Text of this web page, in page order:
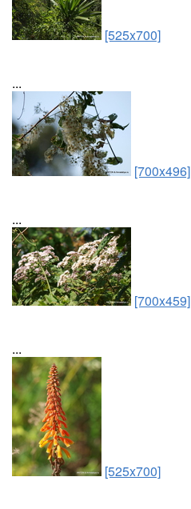
[525x700]
...
[700x496]
...
[700x459]
...
[525x700]